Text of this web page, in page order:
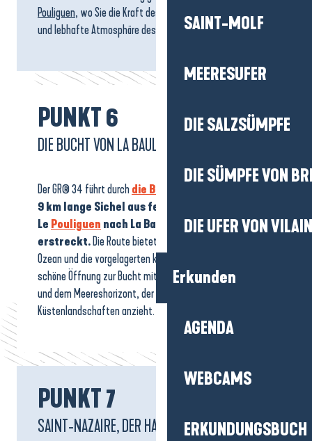
SAINT-MOLF
MEERESUFER
DIE SALZSÜMPFE
DIE SÜMPFE VON
DIE UFER VON
Erkunden
AGENDA
WEBCAMS
ERKUNDUNGSBUCH
Pouliguen, wo Sie die Kraft des Ozeans gegen die friedliche
und lebhafte Atmosphäre des Hafens eintauschen können.
PUNKT 6
DIE BUCHT VON LA BAULE
Der GR® 34 führt durchdie Bucht von La Baule
9 km lange Sichel aus feinem Sand, die sich von
Le Pouliguen nach La Baule und Pornichet
erstreckt. Die Route bietet weite Ausblicke auf den
Ozean und die vorgelagerten kleinen Inseln sowie eine
schöne Öffnung zur Bucht mit ihren wechselnden Lichtern
und dem Meereshorizont, der Wanderer und Liebhaber von
Küstenlandschaften anzieht.
PUNKT 7
SAINT-NAZAIRE, DER HAFEN ALLER REISEN